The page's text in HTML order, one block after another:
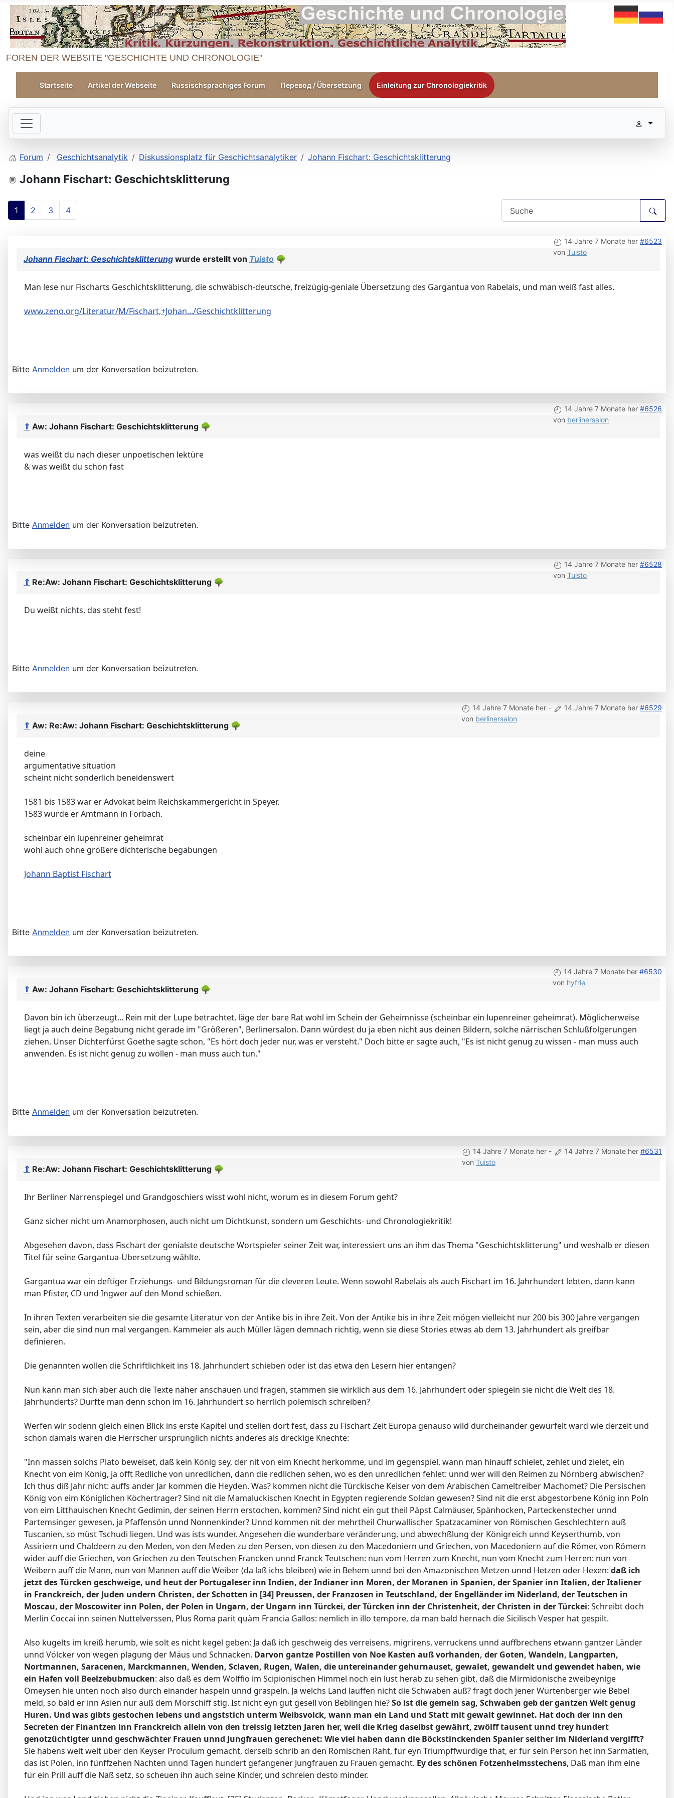
FOREN DER WEBSITE "GESCHICHTE UND CHRONOLOGIE"
Startseite Artikel der Webseite Russischsprachiges Forum Перевод / Übersetzung Einleitung zur Chronologiekritik
Forum Geschichtsanalytik Diskussionsplatz für Geschichtsanalytiker Johann Fischart: Geschichtsklitterung
Johann Fischart: Geschichtsklitterung
1 2 3 4
14 Jahre 7 Monate her #6523
von Tuisto
Johann Fischart: Geschichtsklitterung wurde erstellt von Tuisto 🌳
Man lese nur Fischarts Geschichtsklitterung, die schwäbisch-deutsche, freizügig-geniale Übersetzung des Gargantua von Rabelais, und man weiß fast alles.
www.zeno.org/Literatur/M/Fischart,+Johan.../Geschichtklitterung
Bitte Anmelden um der Konversation beizutreten.
14 Jahre 7 Monate her #6526
von berlinersalon
⇑ Aw: Johann Fischart: Geschichtsklitterung 🌳
was weißt du nach dieser unpoetischen lektüre
& was weißt du schon fast
Bitte Anmelden um der Konversation beizutreten.
14 Jahre 7 Monate her #6528
von Tuisto
⇑ Re:Aw: Johann Fischart: Geschichtsklitterung 🌳
Du weißt nichts, das steht fest!
Bitte Anmelden um der Konversation beizutreten.
14 Jahre 7 Monate her - 14 Jahre 7 Monate her #6529
von berlinersalon
⇑ Aw: Re:Aw: Johann Fischart: Geschichtsklitterung 🌳
deine
argumentative situation
scheint nicht sonderlich beneidenswert
1581 bis 1583 war er Advokat beim Reichskammergericht in Speyer.
1583 wurde er Amtmann in Forbach.
scheinbar ein lupenreiner geheimrat
wohl auch ohne größere dichterische begabungen
Johann Baptist Fischart
Bitte Anmelden um der Konversation beizutreten.
14 Jahre 7 Monate her #6530
von hyfrie
⇑ Aw: Johann Fischart: Geschichtsklitterung 🌳
Davon bin ich überzeugt... Rein mit der Lupe betrachtet, läge der bare Rat wohl im Schein der Geheimnisse (scheinbar ein lupenreiner geheimrat). Möglicherweise
liegt ja auch deine Begabung nicht gerade im "Größeren", Berlinersalon. Dann würdest du ja eben nicht aus deinen Bildern, solche närrischen Schlußfolgerungen
ziehen. Unser Dichterfürst Goethe sagte schon, "Es hört doch jeder nur, was er versteht." Doch bitte er sagte auch, "Es ist nicht genug zu wissen - man muss auch
anwenden. Es ist nicht genug zu wollen - man muss auch tun."
Bitte Anmelden um der Konversation beizutreten.
14 Jahre 7 Monate her - 14 Jahre 7 Monate her #6531
von Tuisto
⇑ Re:Aw: Johann Fischart: Geschichtsklitterung 🌳
Ihr Berliner Narrenspiegel und Grandgoschiers wisst wohl nicht, worum es in diesem Forum geht?
Ganz sicher nicht um Anamorphosen, auch nicht um Dichtkunst, sondern um Geschichts- und Chronologiekritik!
Abgesehen davon, dass Fischart der genialste deutsche Wortspieler seiner Zeit war, interessiert uns an ihm das Thema "Geschichtsklitterung" und weshalb er diesen
Titel für seine Gargantua-Übersetzung wählte.
Gargantua war ein deftiger Erziehungs- und Bildungsroman für die cleveren Leute. Wenn sowohl Rabelais als auch Fischart im 16. Jahrhundert lebten, dann kann
man Pfister, CD und Ingwer auf den Mond schießen.
In ihren Texten verarbeiten sie die gesamte Literatur von der Antike bis in ihre Zeit. Von der Antike bis in ihre Zeit mögen vielleicht nur 200 bis 300 Jahre vergangen
sein, aber die sind nun mal vergangen. Kammeier als auch Müller lägen demnach richtig, wenn sie diese Stories etwas ab dem 13. Jahrhundert als greifbar
definieren.
Die genannten wollen die Schriftlichkeit ins 18. Jahrhundert schieben oder ist das etwa den Lesern hier entangen?
Nun kann man sich aber auch die Texte näher anschauen und fragen, stammen sie wirklich aus dem 16. Jahrhundert oder spiegeln sie nicht die Welt des 18.
Jahrhunderts? Durfte man denn schon im 16. Jahrhundert so herrlich polemisch schreiben?
Werfen wir sodenn gleich einen Blick ins erste Kapitel und stellen dort fest, dass zu Fischart Zeit Europa genauso wild durcheinander gewürfelt ward wie derzeit und
schon damals waren die Herrscher ursprünglich nichts anderes als dreckige Knechte:
"Inn massen solchs Plato beweiset, daß kein König sey, der nit von eim Knecht herkomme, und im gegenspiel, wann man hinauff schielet, zehlet und zielet, ein
Knecht von eim König, ja offt Redliche von unredlichen, dann die redlichen sehen, wo es den unredlichen fehlet: unnd wer will den Reimen zu Nörnberg abwischen?
Ich thus diß Jahr nicht: auffs ander Jar kommen die Heyden. Was? kommen nicht die Türckische Keiser von dem Arabischen Cameltreiber Machomet? Die Persischen
König von eim Königlichen Köchertrager? Sind nit die Mamaluckischen Knecht in Egypten regierende Soldan gewesen? Sind nit die erst abgestorbene König inn Poln
von eim Litthauischen Knecht Gedimin, der seinen Herrn erstochen, kommen? Sind nicht ein gut theil Päpst Calmäuser, Spänhocken, Parteckenstecher unnd
Partemsinger gewesen, ja Pfaffensön unnd Nonnenkinder? Unnd kommen nit der mehrtheil Churwallischer Spatzacaminer von Römischen Geschlechtern auß
Tuscanien, so müst Tschudi liegen. Und was ists wunder. Angesehen die wunderbare veränderung, und abwechßlung der Königreich unnd Keyserthumb, von
Assiriern und Chaldeern zu den Meden, von den Meden zu den Persen, von diesen zu den Macedoniern und Griechen, von Macedoniern auf die Römer, von Römern
wider auff die Griechen, von Griechen zu den Teutschen Francken unnd Franck Teutschen: nun vom Herren zum Knecht, nun vom Knecht zum Herren: nun von
Weibern auff die Mann, nun von Mannen auff die Weiber (da laß ichs bleiben) wie in Behem unnd bei den Amazonischen Metzen unnd Hetzen oder Hexen: daß ich
jetzt des Türcken geschweige, und heut der Portugaleser inn Indien, der Indianer inn Moren, der Moranen in Spanien, der Spanier inn Italien, der Italiener
in Franckreich, der Juden undern Christen, der Schotten in [34] Preussen, der Franzosen in Teutschland, der Engelländer im Niderland, der Teutschen in
Moscau, der Moscowiter inn Polen, der Polen in Ungarn, der Ungarn inn Türckei, der Türcken inn der Christenheit, der Christen in der Türckei: Schreibt doch
Merlin Coccai inn seinen Nuttelverssen, Plus Roma parit quàm Francia Gallos: nemlich in illo tempore, da man bald hernach die Sicilisch Vesper hat gespilt.
Also kugelts im kreiß herumb, wie solt es nicht kegel geben: Ja daß ich geschweig des verreisens, migrirens, verruckens unnd auffbrechens etwann gantzer Länder
unnd Völcker von wegen plagung der Mäus und Schnacken. Darvon gantze Postillen von Noe Kasten auß vorhanden, der Goten, Wandeln, Langparten,
Nortmannen, Saracenen, Marckmannen, Wenden, Sclaven, Rugen, Walen, die untereinander gehurnauset, gewalet, gewandelt und gewendet haben, wie
ein Hafen voll Beelzebubmucken: also daß es dem Wolffio im Scipionischen Himmel noch ein lust herab zu sehen gibt, daß die Mirmidonische zweibeynige
Omeysen hie unten noch also durch einander haspeln unnd graspeln. Ja welchs Land lauffen nicht die Schwaben auß? fragt doch jener Würtenberger wie Bebel
meld, so bald er inn Asien nur auß dem Mörschiff stig. Ist nicht eyn gut gesell von Beblingen hie?So ist die gemein sag, Schwaben geb der gantzen Welt genug
Huren. Und was gibts gestochen lebens und angststich unterm Weibsvolck, wann man ein Land und Statt mit gewalt gewinnet. Hat doch der inn den
Secreten der Finantzen inn Franckreich allein von den treissig letzten Jaren her, weil die Krieg daselbst gewährt, zwölff tausent unnd trey hundert
genotzüchtigter unnd geschwächter Frauen unnd Jungfrauen gerechenet: Wie viel haben dann die Böckstinckenden Spanier seither im Niderland vergifft?
Sie habens weit weit über den Keyser Proculum gemacht, derselb schrib an den Römischen Raht, für eyn Triumpffwürdige that, er für sein Person het inn Sarmatien,
das ist Polen, inn fünffzehen Nächten unnd Tagen hundert gefangener Jungfrauen zu Frauen gemacht. Ey des schönen Fotzenhelmsstechens, Daß man ihm eine
für ein Prill auff die Naß setz, so scheuen ihn auch seine Kinder, und schreien desto minder.